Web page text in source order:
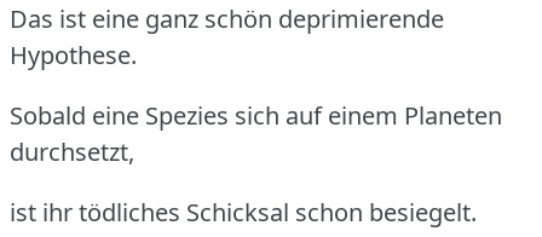
Das ist eine ganz schön deprimierende
Hypothese.
Sobald eine Spezies sich auf einem Planeten
durchsetzt,
ist ihr tödliches Schicksal schon besiegelt.